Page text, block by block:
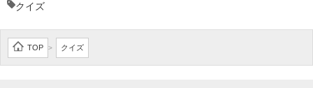
クイズ
TOP > クイズ